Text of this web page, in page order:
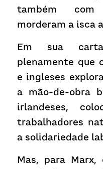
também com
morderam a isca
Em sua
plenamente que
e ingleses
a mão-de-obra
irlandeses,
trabalhadores
a solidariedade
Mas, para Marx,